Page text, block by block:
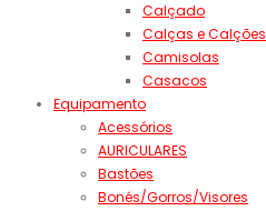
Calçado
Calças e Calções
Camisolas
Casacos
Equipamento
Acessórios
AURICULARES
Bastões
Bonés/Gorros/Visores